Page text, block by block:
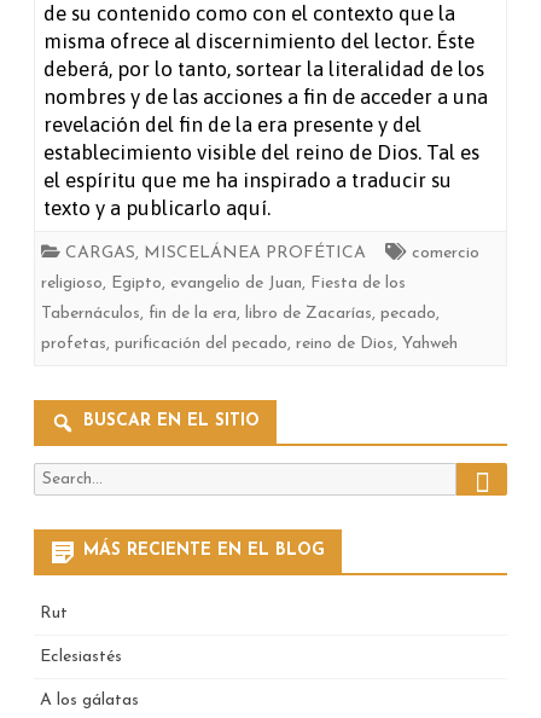
la
palabra
de
Yahweh
acerca
(Zacarías
14)
de su contenido como con el contexto que la
misma ofrece al discernimiento del lector. Éste
deberá, por lo tanto, sortear la literalidad de los
nombres y de las acciones a fin de acceder a una
revelación del fin de la era presente y del
establecimiento visible del reino de Dios. Tal es
el espíritu que me ha inspirado a traducir su
texto y a publicarlo aquí.
CARGAS, MISCELÁNEA PROFÉTICA
comercio
religioso, Egipto, evangelio de Juan, Fiesta de los
Tabernáculos, fin de la era, libro de Zacarías, pecado,
profetas, purificación del pecado, reino de Dios, Yahweh
BUSCAR EN EL SITIO
Search
Search
MÁS RECIENTE EN EL BLOG
Rut
Eclesiastés
A los gálatas